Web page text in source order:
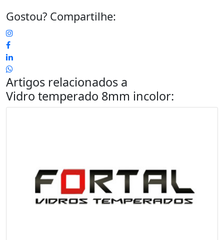
Gostou? Compartilhe:
Artigos relacionados a
Vidro temperado 8mm incolor: